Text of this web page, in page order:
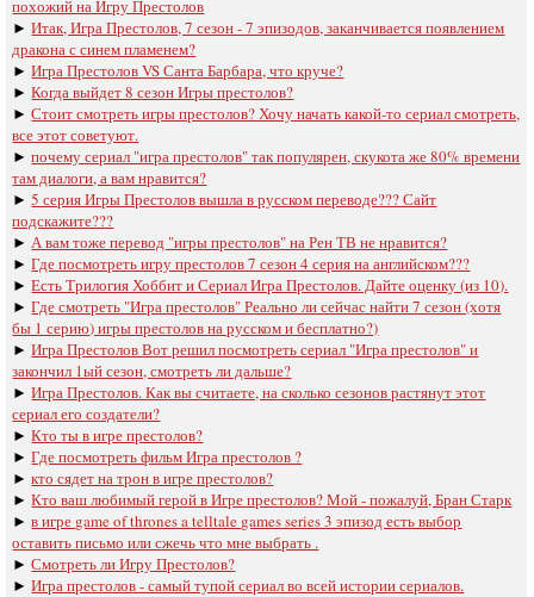
похожий на Игру Престолов
►Итак, Игра Престолов, 7 сезон - 7 эпизодов, заканчивается появлением
дракона с синем пламенем?
►Игра Престолов VS Санта Барбара, что круче?
►Когда выйдет 8 сезон Игры престолов?
►Стоит смотреть игры престолов? Хочу начать какой-то сериал смотреть,
все этот советуют.
►почему сериал "игра престолов" так популярен, скукота же 80% времени
там диалоги, а вам нравится?
► 5 серия Игры Престолов вышла в русском переводе??? Сайт
подскажите???
► А вам тоже перевод "игры престолов" на Рен ТВ не нравится?
►Где посмотреть игру престолов 7 сезон 4 серия на английском???
►Есть Трилогия Хоббит и Сериал Игра Престолов. Дайте оценку (из 10).
►Где смотреть "Игра престолов" Реально ли сейчас найти 7 сезон (хотя
бы 1 серию) игры престолов на русском и бесплатно?)
►Игра Престолов Вот решил посмотреть сериал "Игра престолов" и
закончил 1ый сезон, смотреть ли дальше?
►Игра Престолов. Как вы считаете, на сколько сезонов растянут этот
сериал его создатели?
►Кто ты в игре престолов?
►Где посмотреть фильм Игра престолов ?
►кто сядет на трон в игре престолов?
►Кто ваш любимый герой в Игре престолов? Мой - пожалуй, Бран Старк
►в игре game of thrones a telltale games series 3 эпизод есть выбор
оставить письмо или сжечь что мне выбрать .
►Смотреть ли Игру Престолов?
►Игра престолов - самый тупой сериал во всей истории сериалов.